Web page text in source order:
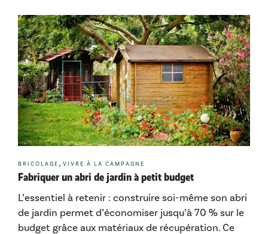
Fabriquer un abri de jardin à petit budget
L’essentiel à retenir : construire soi-même son abri
de jardin permet d’économiser jusqu’à 70 % sur le
budget grâce aux matériaux de récupération. Ce
Catégories
BRICOLAGE , VIVRE À LA CAMPAGNE